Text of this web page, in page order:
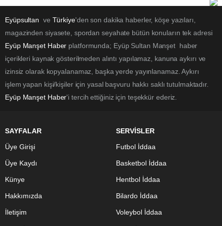
Eyüpsultan ve Türkiye'den son dakika haberler, köşe yazıları,
magazinden siyasete, spordan seyahate bütün konuların tek adresi
Eyüp Manşet Haber platformunda; Eyüp Sultan Manşet haber
içerikleri kaynak gösterilmeden alıntı yapılamaz, kanuna aykırı ve
izinsiz olarak kopyalanamaz, başka yerde yayınlanamaz. Aykırı
işlem yapan kişi/kişiler için yasal başvuru hakkı saklı tutulmaktadır.
Eyüp Manşet Haber'i tercih ettiğiniz için teşekkür ederiz.
SAYFALAR
Üye Girişi
Üye Kaydı
Künye
Hakkımızda
İletişim
SERVİSLER
Futbol İddaa
Basketbol İddaa
Hentbol İddaa
Bilardo İddaa
Voleybol İddaa